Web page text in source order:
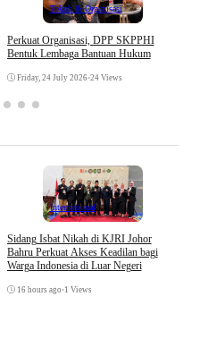
Tokoh & Organisasi
Perkuat Organisasi, DPP SKPPHI
Bentuk Lembaga Bantuan Hukum
Friday, 24 July 2026•24 Views
Internasional
Sidang Isbat Nikah di KJRI Johor
Bahru Perkuat Akses Keadilan bagi
Warga Indonesia di Luar Negeri
16 hours ago •1 Views